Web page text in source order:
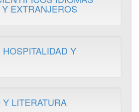
EXTRANJEROS
Y
LITERATURA